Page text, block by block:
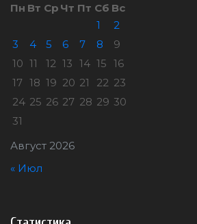
Август 2026
Пн Вт Ср Чт Пт Сб Вс
1
2
3
4 5 6 7 8
9
10 11 12 13 14 15 16
17 18 19 20 21 22 23
24 25 26 27 28 29 30
31
« Июл